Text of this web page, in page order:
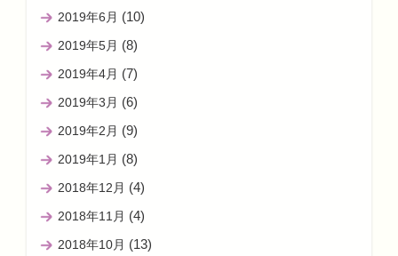
2019年6月 (10)
2019年5月 (8)
2019年4月 (7)
2019年3月 (6)
2019年2月 (9)
2019年1月 (8)
2018年12月 (4)
2018年11月 (4)
2018年10月 (13)